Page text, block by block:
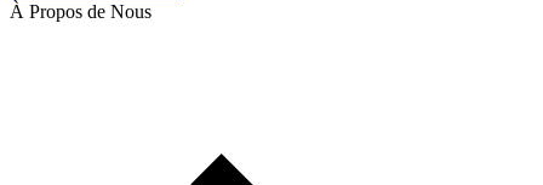
À Propos de Nous